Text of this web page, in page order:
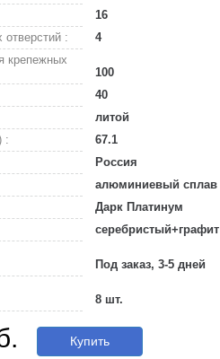
16
отверстий :
4
крепежных
100
40
литой
:
67.1
Россия
алюминиевый сплав
Дарк Платинум
серебристый+графит
Под заказ, 3-5 дней
8 шт.
Купить